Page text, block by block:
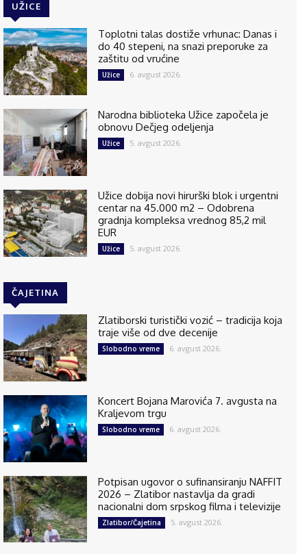
UŽICE
Toplotni talas dostiže vrhunac: Danas i
do 40 stepeni, na snazi preporuke za
zaštitu od vrućine
Užice 6. avgust 2026.
Narodna biblioteka Užice započela je
obnovu Dečjeg odeljenja
Užice 5. avgust 2026.
Užice dobija novi hirurški blok i urgentni
centar na 45.000 m2 – Odobrena
gradnja kompleksa vrednog 85,2 mil
EUR
Užice 5. avgust 2026.
ČAJETINA
Zlatiborski turistički vozić – tradicija koja
traje više od dve decenije
Slobodno vreme 6. avgust 2026.
Koncert Bojana Marovića 7. avgusta na
Kraljevom trgu
Slobodno vreme 6. avgust 2026.
Potpisan ugovor o sufinansiranju NAFFIT
2026 – Zlatibor nastavlja da gradi
nacionalni dom srpskog filma i televizije
Zlatibor/Čajetina 5. avgust 2026.